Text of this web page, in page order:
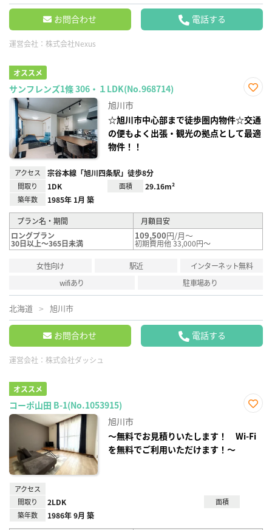
お問合わせ 電話する
運営会社： 株式会社Nexus
オススメ
サンフレンズ1條 306・１LDK(No.968714)
り登
録
旭川市
☆旭川市中心部まで徒歩圏内物件☆交通
の便もよく出張・観光の拠点として最適
物件！！
アクセス 宗谷本線「旭川四条駅」徒歩8分
間取り 1DK 面積 29.16m²
築年数 1985年 1月 築
プラン名・期間
月額目安
ロングプラン
30日以上～365日未満
109,500円/月～
初期費用他 33,000円～
女性向け 駅近
インターネット無料
wifiあり
駐車場あり
北海道 旭川市
お問合わせ 電話する
運営会社： 株式会社ダッシュ
オススメ
コーポ山田 B-1(No.1053915)
り登
録
旭川市
～無料でお見積りいたします！ Wi-Fi
を無料でご利用いただけます！～
アクセス
間取り
2LDK
面積
築年数
1986年 9月 築